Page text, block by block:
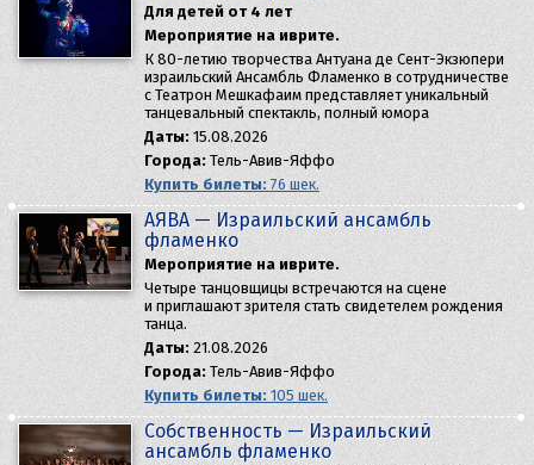
Для детей от 4 лет
Мероприятие на иврите.
К 80-летию творчества Антуана де Сент-Экзюпери
израильский Ансамбль Фламенко в сотрудничестве
с Театрон Мешкафаим представляет уникальный
танцевальный спектакль, полный юмора
Даты: 15.08.2026
Города: Тель-Авив-Яффо
Купить билеты: 76 шек.
AЯBA — Израильский ансамбль
фламенко
Мероприятие на иврите.
Четыре танцовщицы встречаются на сцене
и приглашают зрителя стать свидетелем рождения
танца.
Даты: 21.08.2026
Города: Тель-Авив-Яффо
Купить билеты: 105 шек.
Собственность — Израильский
ансамбль фламенко